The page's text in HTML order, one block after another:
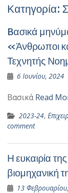
Κατηγορία:
Bασικά
«Άνθρωποι
Τεχνητής
6 Ιουνίου, 2024
BασικάRead
2023-24,
comment
Η ευκαιρία
βιομηχανική
13